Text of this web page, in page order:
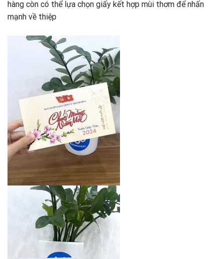
hàng còn có thể lựa chọn giấy kết hợp mùi thơm để nhấn
mạnh về thiệp